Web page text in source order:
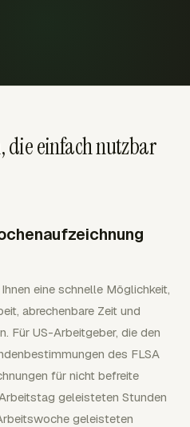
die einfach nutzbar
eine schnelle Möglichkeit,
abrechenbare Zeit und
Für US-Arbeitgeber, die den
des FLSA
für nicht befreite
geleisteten Stunden
geleisteten